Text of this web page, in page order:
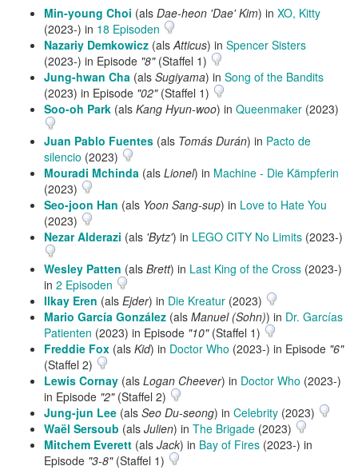
Min-young Choi (als Dae-heon 'Dae' Kim) in XO, Kitty
(2023-) in 18 Episoden
Nazariy Demkowicz (alsAtticus) in Spencer Sisters
(2023-) in Episode "8"(Staffel 1)
Jung-hwan Cha (als Sugiyama) in Song of the Bandits
(2023) in Episode "02"(Staffel 1)
Soo-oh Park (als Kang Hyun-woo) in Queenmaker (2023)
Juan Pablo Fuentes (als Tomás Durán) in Pacto de
silencio (2023)
Mouradi Mchinda (als Lionel) in Machine - Die Kämpferin
(2023)
Seo-joon Han (als Yoon Sang-sup) in Love to Hate You
(2023)
Nezar Alderazi (als 'Bytz') in LEGO CITY No Limits (2023-)
Wesley Patten (als Brett) in Last King of the Cross (2023-)
in 2 Episoden
Ilkay Eren (als Ejder) in Die Kreatur (2023)
Mario García González (als Manuel (Sohn)) in Dr. Garcías
Patienten (2023) in Episode "10"(Staffel 1)
Freddie Fox (als Kid) in Doctor Who (2023-) in Episode "6"
(Staffel 2)
Lewis Cornay (als Logan Cheever) in Doctor Who (2023-)
in Episode "2"(Staffel 2)
Jung-jun Lee (als Seo Du-seong) in Celebrity (2023)
Waël Sersoub (als Julien) in The Brigade (2023)
Mitchem Everett (als Jack) in Bay of Fires (2023-) in
Episode "3-8"(Staffel 1)